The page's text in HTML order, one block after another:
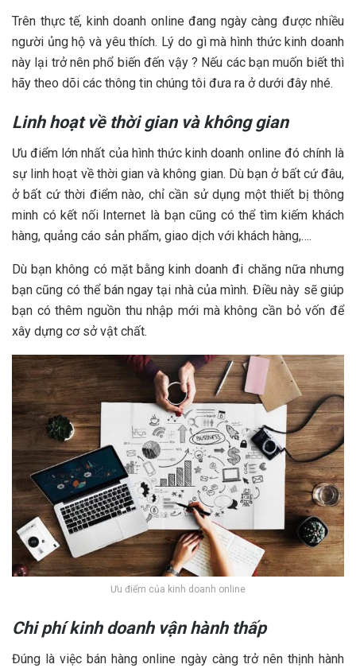
Trên thực tế, kinh doanh online đang ngày càng được nhiều
người ủng hộ và yêu thích. Lý do gì mà hình thức kinh doanh
này lại trở nên phổ biến đến vậy ? Nếu các bạn muốn biết thì
hãy theo dõi các thông tin chúng tôi đưa ra ở dưới đây nhé.
Linh hoạt về thời gian và không gian
Ưu điểm lớn nhất của hình thức kinh doanh online đó chính là
sự linh hoạt về thời gian và không gian. Dù bạn ở bất cứ đâu,
ở bất cứ thời điểm nào, chỉ cần sử dụng một thiết bị thông
minh có kết nối Internet là bạn cũng có thể tìm kiếm khách
hàng, quảng cáo sản phẩm, giao dịch với khách hàng,….
Dù bạn không có mặt bằng kinh doanh đi chăng nữa nhưng
bạn cũng có thể bán ngay tại nhà của mình. Điều này sẽ giúp
bạn có thêm nguồn thu nhập mới mà không cần bỏ vốn để
xây dựng cơ sở vật chất.
Ưu điểm của kinh doanh online
Chi phí kinh doanh vận hành thấp
Đúng là việc bán hàng online ngày càng trở nên thịnh hành